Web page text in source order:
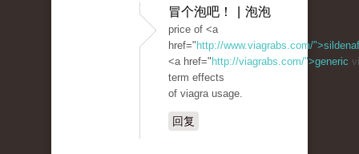
冒个泡吧！ | 泡泡
price of <a
href=" http://www.viagrabs.com/
<a href=" http://viagrabs.com/">generic
term effects
of viagra usage.
回复